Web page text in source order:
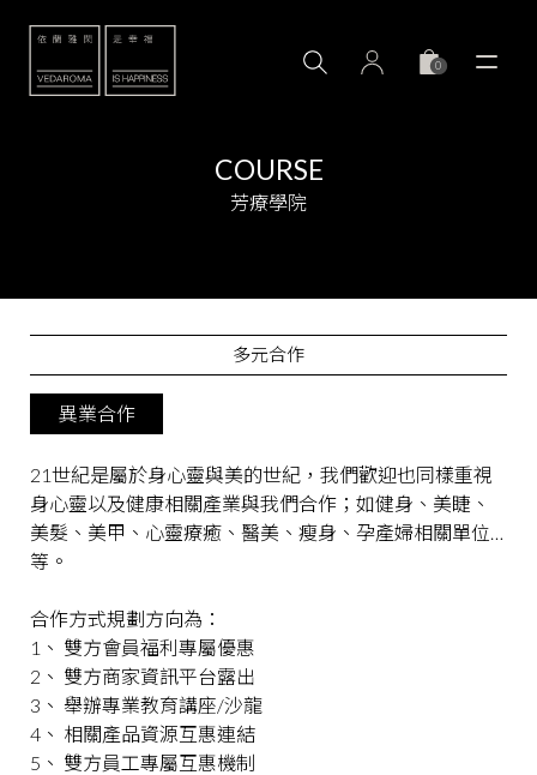
0
COURSE
芳療學院
多元合作
異業合作
21世紀是屬於身心靈與美的世紀，我們歡迎也同樣重視
身心靈以及健康相關產業與我們合作；如健身、美睫、
美髮、美甲、心靈療癒、醫美、瘦身、孕產婦相關單位…
等。
合作方式規劃方向為：
1、 雙方會員福利專屬優惠
2、 雙方商家資訊平台露出
3、 舉辦專業教育講座/沙龍
4、 相關產品資源互惠連結
5、 雙方員工專屬互惠機制